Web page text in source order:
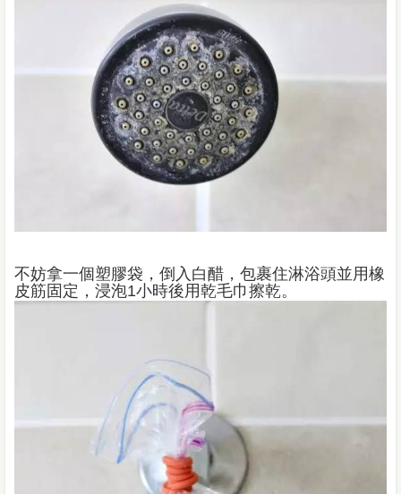
不妨拿一個塑膠袋，倒入白醋，包裹住淋浴頭並用橡
皮筋固定，浸泡1小時後用乾毛巾擦乾。